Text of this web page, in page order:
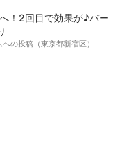
！2回目で効果が♪バー
の投稿（東京都新宿区）